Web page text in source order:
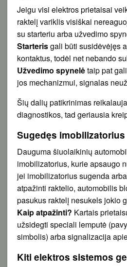
Jeigu visi elektros prietaisai
raktelį variklis visiškai
su starteriu arba užvedimo
Starterisgali būti susidėvėjęs
kontaktus, todėl net nebando
Užvedimo spynelėtaip pat
jos mechanizmui, signalas
Šių dalių patikrinimas
diagnostikos, tad geriausia
Sugedęs imobilizatorius
Dauguma šiuolaikinių
imobilizatorius, kurie apsaugo
jei imobilizatorius sugenda
atpažinti raktelio, automobilis
pasukus raktelį nesukels jokio
Kaip atpažinti? Kartais
užsidegti speciali lemputė
simbolis) arba signalizacija
Kiti elektros sistemos